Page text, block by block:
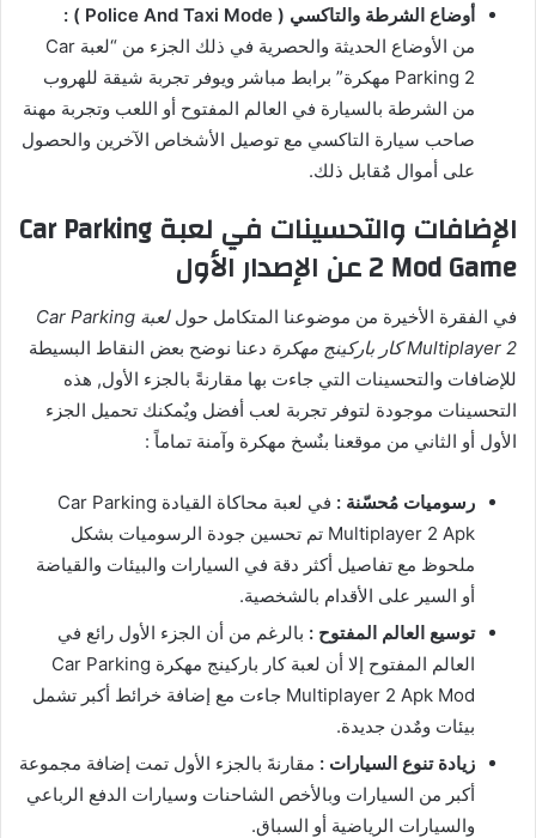
أوضاع الشرطة والتاكسي ( Police And Taxi Mode ) :
من الأوضاع الحديثة والحصرية في ذلك الجزء من “لعبة Car
Parking 2 مهكرة” برابط مباشر ويوفر تجربة شيقة للهروب
من الشرطة بالسيارة في العالم المفتوح أو اللعب وتجربة مهنة
صاحب سيارة التاكسي مع توصيل الأشخاص الآخرين والحصول
على أموال مٌقابل ذلك.
الإضافات والتحسينات في لعبة Car Parking
2 Mod Game عن الإصدار الأول
في الفقرة الأخيرة من موضوعنا المتكامل حول
لعبة Car Parking
Multiplayer 2 كار باركينج مهكرة
دعنا نوضح بعض النقاط البسيطة
للإضافات والتحسينات التي جاءت بها مقارنةً بالجزء الأول, هذه
التحسينات موجودة لتوفر تجربة لعب أفضل ويٌمكنك تحميل الجزء
الأول أو الثاني من موقعنا بنٌسخ مهكرة وآمنة تماماً :
رسوميات مُحسّنة :
في لعبة محاكاة القيادة Car Parking
Multiplayer 2 Apk تم تحسين جودة الرسوميات بشكل
ملحوظ مع تفاصيل أكثر دقة في السيارات والبيئات والقياضة
أو السير على الأقدام بالشخصية.
توسيع العالم المفتوح : بالرغم من أن الجزء الأول رائع في
العالم المفتوح إلا أن لعبة كار باركينج مهكرة Car Parking
Multiplayer 2 Apk Mod جاءت مع إضافة خرائط أكبر تشمل
بيئات ومٌدن جديدة.
زيادة تنوع السيارات : مقارنةَ بالجزء الأول تمت إضافة مجموعة
أكبر من السيارات وبالأخص الشاحنات وسيارات الدفع الرباعي
والسيارات الرياضية أو السباق.